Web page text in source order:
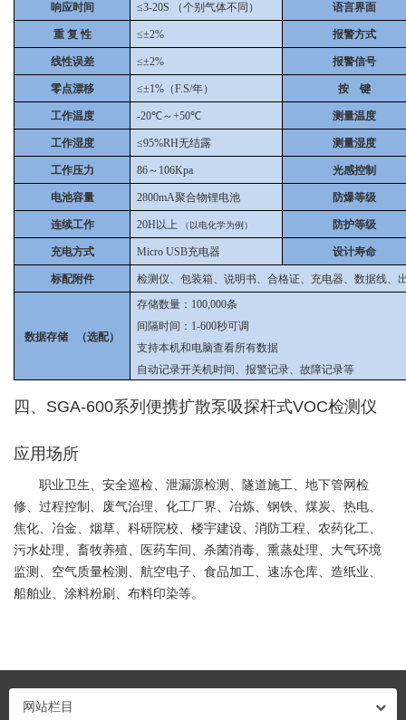
响应时间 ≤3-20S （个别气体不同） 语言界面
重 复 性 ≤±2% 报警方式
线性误差 ≤±2% 报警信号
零点漂移 ≤±1%（F.S/年） 按 键
工作温度 -20℃～+50℃ 测量温度
工作湿度 ≤95%RH无结露 测量湿度
工作压力 86～106Kpa 光感控制
电池容量 2800mA聚合物锂电池 防爆等级
连续工作 20H以上 （以电化学为例） 防护等级
充电方式 Micro USB充电器 设计寿命
标配附件 检测仪、包装箱、说明书、合格证、充电器、数据线、
数据存储 （选配）
存储数量：100,000条
间隔时间：1-600秒可调
支持本机和电脑查看所有数据
自动记录开关机时间、报警记录、故障记录等
四、SGA-600系列便携扩散泵吸探杆式VOC检测仪
应用场所
职业卫生、安全巡检、泄漏源检测、隧道施工、地下管网检
修、过程控制、废气治理、化工厂界、冶炼、钢铁、煤炭、热电、
焦化、冶金、烟草、科研院校、楼宇建设、消防工程、农药化工、
污水处理、畜牧养殖、医药车间、杀菌消毒、熏蒸处理、大气环境
监测、空气质量检测、航空电子、食品加工、速冻仓库、造纸业、
船舶业、涂料粉刷、布料印染等。
网站栏目